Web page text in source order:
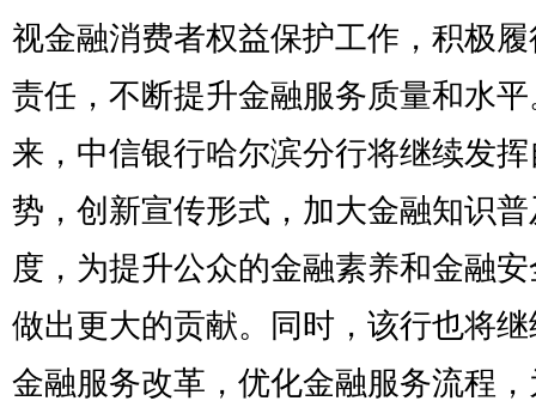
视金融消费者权益保护工作，积极
责任，不断提升金融服务质量和水
来，中信银行哈尔滨分行将继续发
势，创新宣传形式，加大金融知识
度，为提升公众的金融素养和金融
做出更大的贡献。同时，该行也将
金融服务改革，优化金融服务流程